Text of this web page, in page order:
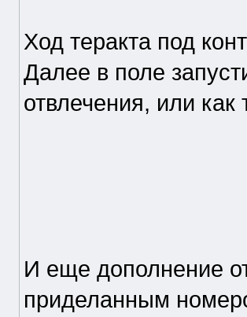
Ход теракта под
Далее в поле
отвлечения, или
И еще дополнение
приделанным